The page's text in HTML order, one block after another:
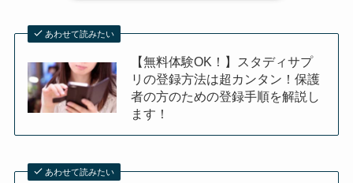
あわせて読みたい
【無料体験OK！】スタディサプ
リの登録方法は超カンタン！保護
者の方のための登録手順を解説し
ます！
あわせて読みたい